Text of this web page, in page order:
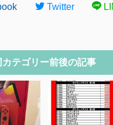
Twitter
カテゴリー前後の記事